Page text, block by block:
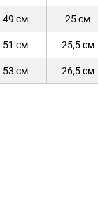
49 см 25 см
51 см 25,5 см
53 см 26,5 см